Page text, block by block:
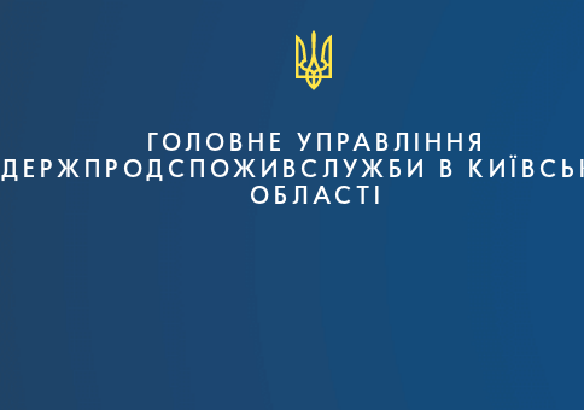
ГОЛОВНЕ УПРАВЛІННЯ
ДЕРЖПРОДСПОЖИВСЛУЖБИ В
ОБЛАСТІ